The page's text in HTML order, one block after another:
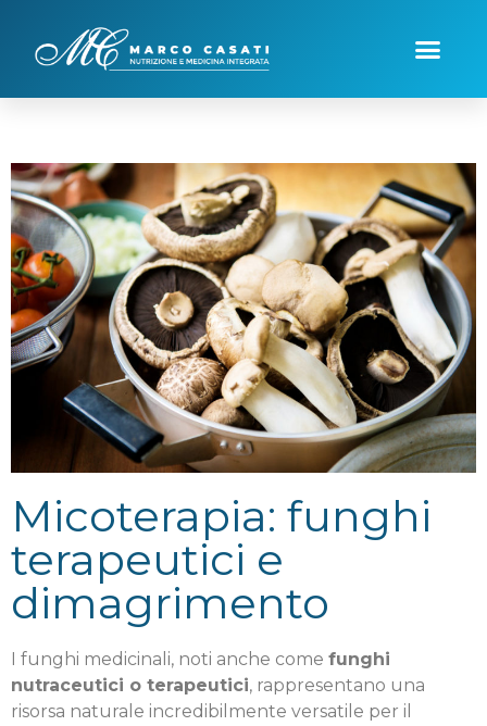
Micoterapia: funghi
terapeutici e
dimagrimento
I funghi medicinali, noti anche come funghi
nutraceutici o terapeutici, rappresentano una
risorsa naturale incredibilmente versatile per il